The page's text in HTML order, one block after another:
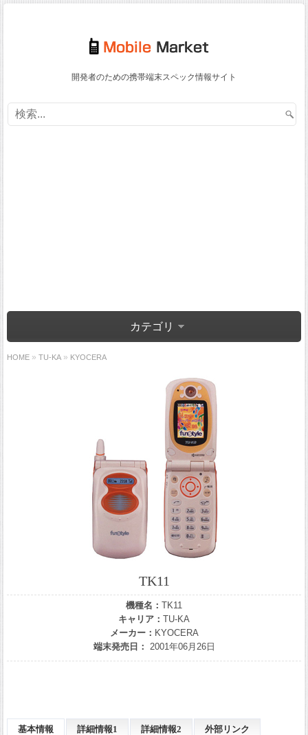
開発者のための携帯端末スペック情報サイト
カテゴリ
HOME » TU-KA » KYOCERA
TK11
機種名： TK11
キャリア： TU-KA
メーカー： KYOCERA
端末発売日： 2001年06月26日
基本情報 詳細情報1 詳細情報2 外部リンク